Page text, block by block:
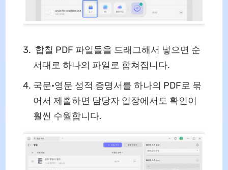
합칠 PDF 파일들을 드래그해서 넣으면 순
서대로 하나의 파일로 합쳐집니다.
국문·영문 성적 증명서를 하나의 PDF로 묶
어서 제출하면 담당자 입장에서도 확인이
훨씬 수월합니다.